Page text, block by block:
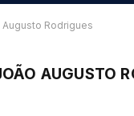
Rodrigues
AUGUSTO